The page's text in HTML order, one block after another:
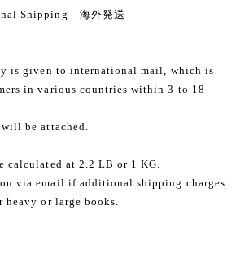
Shipping 海外発送
is given to international mail, which is
in various countries within 3 to 18
be attached.
calculated at 2.2 LB or 1 KG.
via email if additional shipping charges
or large books.